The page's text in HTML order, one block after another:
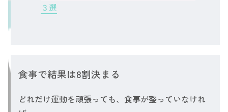
３選
食事で結果は8割決まる
どれだけ運動を頑張っても、食事が整っていなけれ